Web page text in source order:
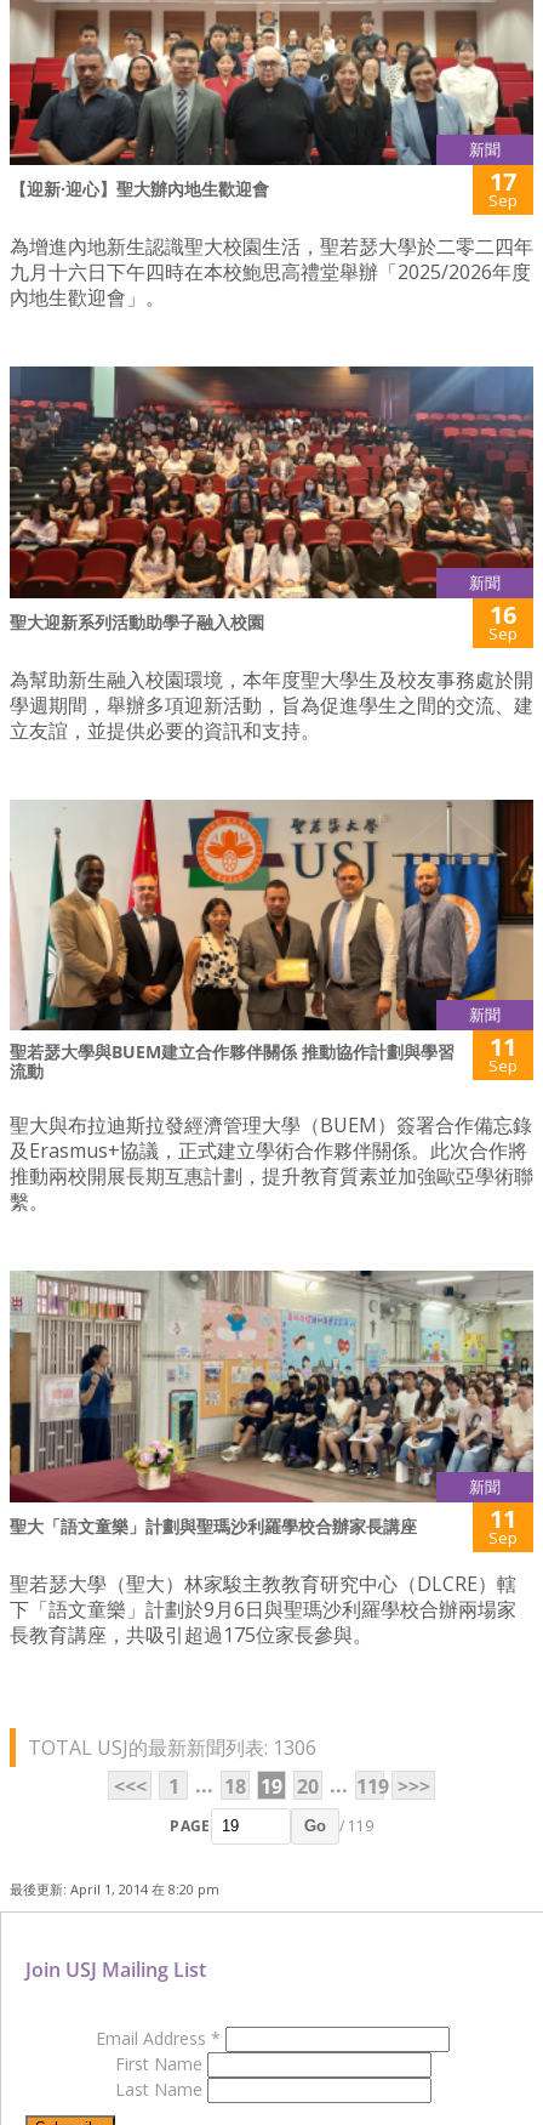
新聞
【迎新·迎心】聖大辦內地生歡迎會 17
Sep
為增進內地新生認識聖大校園生活，聖若瑟大學於二零二四年
九月十六日下午四時在本校鮑思高禮堂舉辦「2025/2026年度
內地生歡迎會」。
新聞
聖大迎新系列活動助學子融入校園 16
Sep
為幫助新生融入校園環境，本年度聖大學生及校友事務處於開
學週期間，舉辦多項迎新活動，旨為促進學生之間的交流、建
立友誼，並提供必要的資訊和支持。
新聞
聖若瑟大學與BUEM建立合作夥伴關係 推動協作計劃與學習
流動
11
Sep
聖大與布拉迪斯拉發經濟管理大學（BUEM）簽署合作備忘錄
及Erasmus+協議，正式建立學術合作夥伴關係。此次合作將
推動兩校開展長期互惠計劃，提升教育質素並加強歐亞學術聯
繫。
新聞
聖大「語文童樂」計劃與聖瑪沙利羅學校合辦家長講座 11
Sep
聖若瑟大學（聖大）林家駿主教教育研究中心（DLCRE）轄
下「語文童樂」計劃於9月6日與聖瑪沙利羅學校合辦兩場家
長教育講座，共吸引超過175位家長參與。
TOTAL USJ的最新新聞列表: 1306
<<<
1 ... 18 19 20 ... 119 >>>
PAGE Go / 119
最後更新: April 1, 2014 在 8:20 pm
Join USJ Mailing List
Email Address *
First Name
Last Name